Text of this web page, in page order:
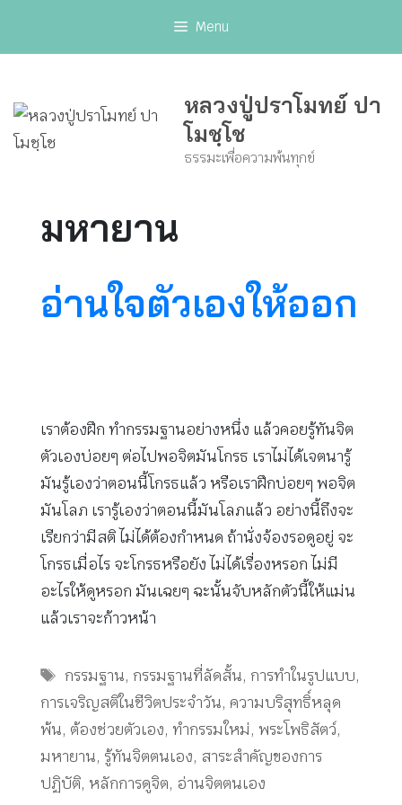
Menu
หลวงปู่ปราโมทย์ ปา
โมชฺโช
ธรรมะเพื่อความพ้นทุกข์
มหายาน
อ่านใจตัวเองให้ออก
เราต้องฝึก ทำกรรมฐานอย่างหนึ่ง แล้วคอยรู้ทันจิต
ตัวเองบ่อยๆ ต่อไปพอจิตมันโกรธ เราไม่ได้เจตนารู้
มันรู้เองว่าตอนนี้โกรธแล้ว หรือเราฝึกบ่อยๆ พอจิต
มันโลภ เรารู้เองว่าตอนนี้มันโลภแล้ว อย่างนี้ถึงจะ
เรียกว่ามีสติ ไม่ได้ต้องกำหนด ถ้านั่งจ้องรอดูอยู่ จะ
โกรธเมื่อไร จะโกรธหรือยัง ไม่ได้เรื่องหรอก ไม่มี
อะไรให้ดูหรอก มันเฉยๆ ฉะนั้นจับหลักตัวนี้ให้แม่น
แล้วเราจะก้าวหน้า
Tags
กรรมฐาน, กรรมฐานที่ลัดสั้น, การทำในรูปแบบ,
การเจริญสติในชีวิตประจำวัน, ความบริสุทธิ์หลุด
พ้น, ต้องช่วยตัวเอง, ทำกรรมใหม่, พระโพธิสัตว์,
มหายาน, รู้ทันจิตตนเอง, สาระสำคัญของการ
ปฏิบัติ, หลักการดูจิต, อ่านจิตตนเอง